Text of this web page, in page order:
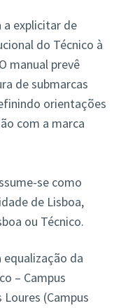
a explicitar de
do Técnico à
manual prevê
de submarcas
orientações
com a marca
se como
de Lisboa,
ou Técnico.
da
– Campus
Loures (Campus